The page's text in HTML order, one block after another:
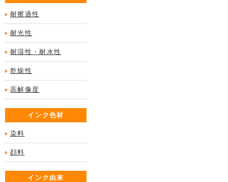
耐擦過性
耐光性
耐湿性・耐水性
乾燥性
高解像度
インク色材
染料
顔料
インク由来